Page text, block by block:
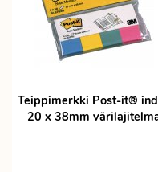
Teippimerkki Post-it®
20 x 38mm